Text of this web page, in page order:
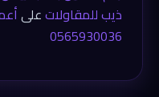
ذيب للمقاولاتعلى
0565930036